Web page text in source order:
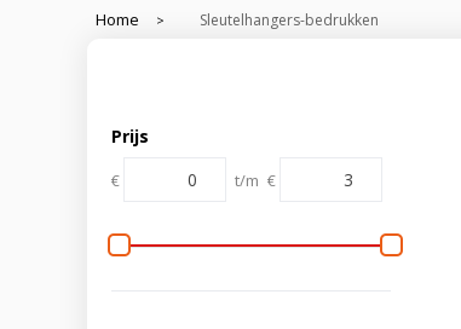
Home > Sleutelhangers-bedrukken
Prijs
€ t/m €